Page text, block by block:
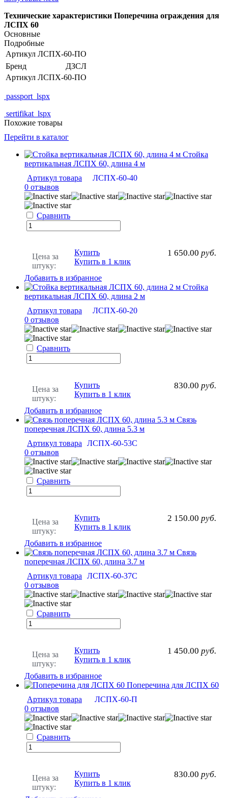
Технические характеристики Поперечина ограждения для
ЛСПХ 60
Основные
Подробные
Артикул ЛСПХ-60-ПО
Бренд
ДЗСЛ
Артикул ЛСПХ-60-ПО
passport_lspx
sertifikat_lspx
Похожие товары
Перейти в каталог
Стойка
вертикальная ЛСПХ 60, длина 4 м
Артикул товара
ЛСПХ-60-40
0 отзывов
Сравнить
Цена за
штуку:
1 650.00 руб.
Купить
Купить в 1 клик
Добавить в избранное
Стойка
вертикальная ЛСПХ 60, длина 2 м
Артикул товара
ЛСПХ-60-20
0 отзывов
Сравнить
Цена за
штуку:
830.00 руб.
Купить
Купить в 1 клик
Добавить в избранное
Связь
поперечная ЛСПХ 60, длина 5.3 м
Артикул товара
ЛСПХ-60-53С
0 отзывов
Сравнить
Цена за
штуку:
2 150.00 руб.
Купить
Купить в 1 клик
Добавить в избранное
Связь
поперечная ЛСПХ 60, длина 3.7 м
Артикул товара
ЛСПХ-60-37С
0 отзывов
Сравнить
Цена за
штуку:
1 450.00 руб.
Купить
Купить в 1 клик
Добавить в избранное
Поперечина для ЛСПХ 60
Артикул товара
ЛСПХ-60-П
0 отзывов
Сравнить
Цена за
штуку:
830.00 руб.
Купить
Купить в 1 клик